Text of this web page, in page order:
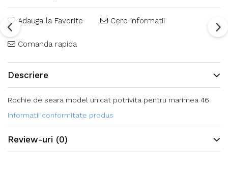
Adauga la Favorite Cere informatii
Comanda rapida
Descriere
Rochie de seara model unicat potrivita pentru marimea 46
Informatii conformitate produs
Review-uri (0)